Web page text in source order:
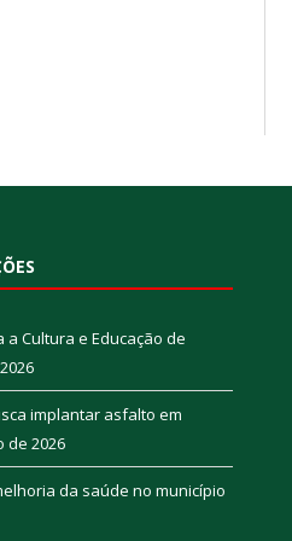
Cultura e Educação de
implantar asfalto em
de 2026
da saúde no município